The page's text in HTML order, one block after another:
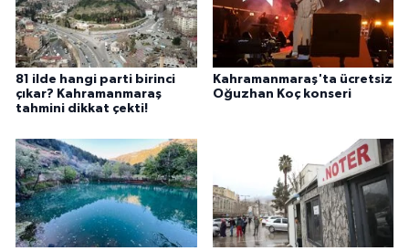
81 ilde hangi parti birinci
çıkar? Kahramanmaraş
tahmini dikkat çekti!
Kahramanmaraş'ta ücretsiz
Oğuzhan Koç konseri